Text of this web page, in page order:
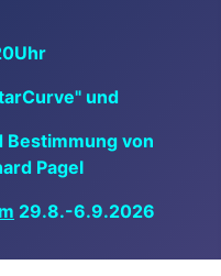
und
Bestimmung von
Pagel
29.8.-6.9.2026